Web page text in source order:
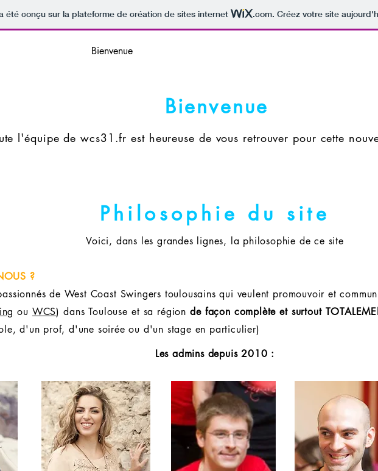
été conçu sur la plateforme de création de sites internet .com. Créez votre site
Bienvenue
Bienvenue
l'équipe de wcs31.fr est heureuse de vous retrouver pour cette
Philosophie du site
Voici, dans les grandes lignes, la philosophie de ce site
?
de West Coast Swingers toulousains qui veulent promouvoir et
ou WCS) dans Toulouse et sa régionde façon complète et surtout
d'un prof, d'une soirée ou d'un stage en particulier)
Les admins depuis 2010 :